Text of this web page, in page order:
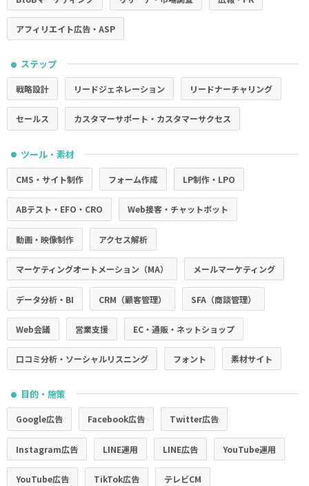
アフィリエイト広告・ASP
● ステップ
戦略設計 リードジェネレーション リードナーチャリング
セールス カスタマーサポート・カスタマーサクセス
● ツール・素材
CMS・サイト制作 フォーム作成 LP制作・LPO
ABテスト・EFO・CRO Web接客・チャットボット
動画・映像制作 アクセス解析
マーケティングオートメーション（MA） メールマーケティング
データ分析・BI CRM（顧客管理） SFA（商談管理）
Web会議 営業支援 EC・通販・ネットショップ
口コミ分析・ソーシャルリスニング フォント 素材サイト
● 目的・施策
Google広告 Facebook広告 Twitter広告
Instagram広告 LINE運用 LINE広告 YouTube運用
YouTube広告 TikTok広告 テレビCM